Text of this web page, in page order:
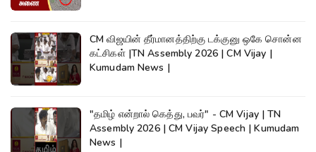
CM விஜயின் தீர்மானத்திற்கு டக்குனு ஒகே சொன்ன
கட்சிகள் |TN Assembly 2026 | CM Vijay |
Kumudam News |
"தமிழ் என்றால் கெத்து, பவர்" - CM Vijay | TN
Assembly 2026 | CM Vijay Speech | Kumudam
News |